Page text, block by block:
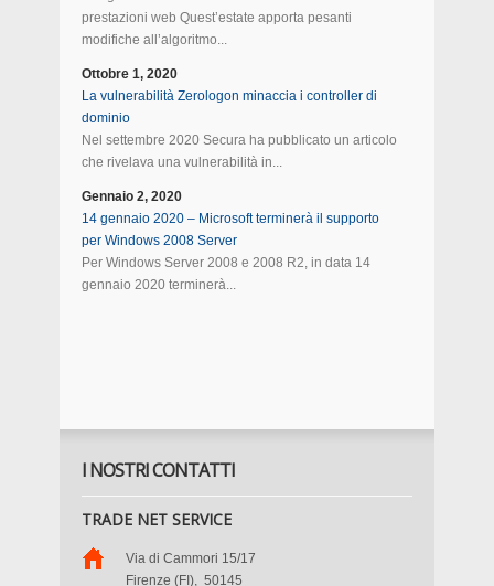
prestazioni web Quest’estate apporta pesanti
modifiche all’algoritmo...
Ottobre 1, 2020
La vulnerabilità Zerologon minaccia i controller di
dominio
Nel settembre 2020 Secura ha pubblicato un articolo
che rivelava una vulnerabilità in...
Gennaio 2, 2020
14 gennaio 2020 – Microsoft terminerà il supporto
per Windows 2008 Server
Per Windows Server 2008 e 2008 R2, in data 14
gennaio 2020 terminerà...
I NOSTRI CONTATTI
TRADE NET SERVICE
Via di Cammori 15/17
Firenze (FI), 50145